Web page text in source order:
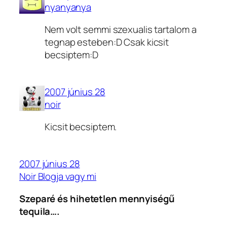
nyanyanya
Nem volt semmi szexualis tartalom a
tegnap esteben:D Csak kicsit
becsiptem:D
2007 június 28
noir
Kicsit becsiptem.
2007 június 28
Noir Blogja vagy mi
Szeparé és hihetetlen mennyiségű
tequila….